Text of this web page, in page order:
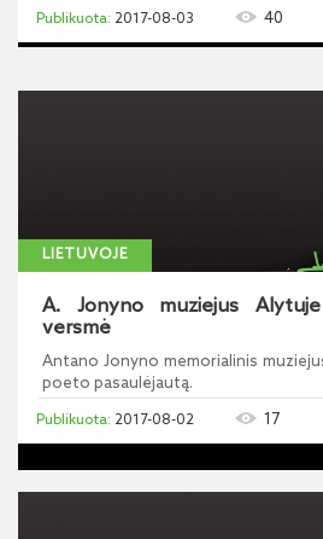
2017-08-03 40
LIETUVOJE
A. Jonyno muziejus
versmė
Antano Jonyno memorialinis
poeto pasaulėjautą.
2017-08-02 17